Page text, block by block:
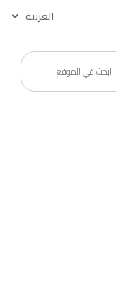
العربية